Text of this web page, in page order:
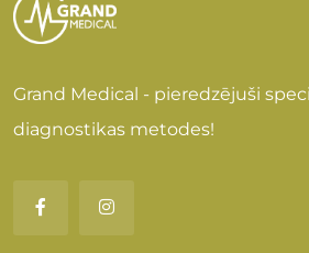
Grand Medical - pieredzējuši
diagnostikas metodes!